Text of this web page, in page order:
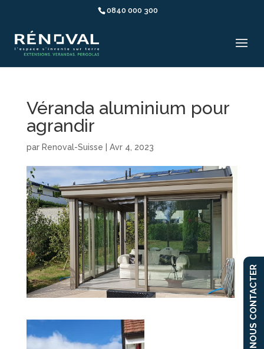
0840 000 300
Véranda aluminium pour
agrandir
par Renoval-Suisse Avr 4, 2023
NOUS CONTACTER